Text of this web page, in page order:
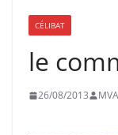
CÉLIBAT
le
26/08/2013